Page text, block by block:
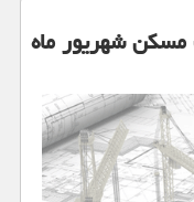
مسكن شهریور ماه